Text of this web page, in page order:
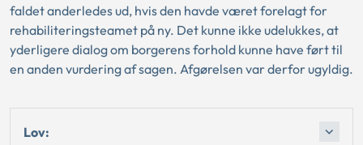
faldet anderledes ud, hvis den havde været forelagt for
rehabiliteringsteamet på ny. Det kunne ikke udelukkes, at
yderligere dialog om borgerens forhold kunne have ført til
en anden vurdering af sagen. Afgørelsen var derfor ugyldig.
Lov: